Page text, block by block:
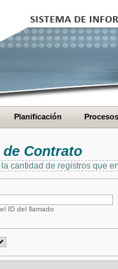
Planificación Procesos
Contrato
cantidad de registros que
ID del llamado